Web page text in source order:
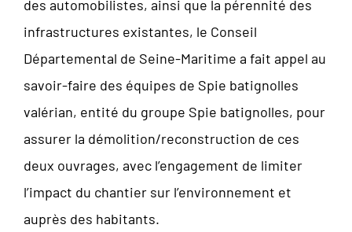
des automobilistes, ainsi que la pérennité des
infrastructures existantes, le Conseil
Départemental de Seine-Maritime a fait appel au
savoir-faire des équipes de Spie batignolles
valérian, entité du groupe Spie batignolles, pour
assurer la démolition/reconstruction de ces
deux ouvrages, avec l’engagement de limiter
l’impact du chantier sur l’environnement et
auprès des habitants.